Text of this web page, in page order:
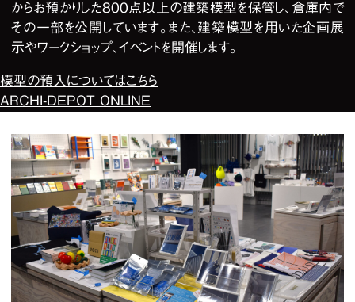
からお預かりした800点以上の建築模型を保管し、倉庫内で
その一部を公開しています。また、建築模型を用いた企画展
示やワークショップ、イベントを開催します。
模型の預入についてはこちら
ARCHI-DEPOT ONLINE